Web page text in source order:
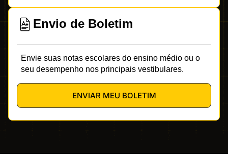
Envio de Boletim
Envie suas notas escolares do ensino médio ou o
seu desempenho nos principais vestibulares.
ENVIAR MEU BOLETIM